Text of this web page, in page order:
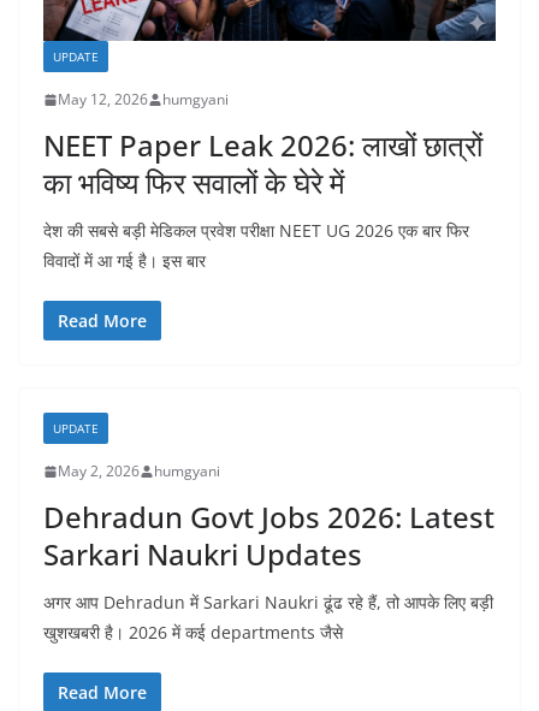
UPDATE
May 12, 2026 humgyani
NEET Paper Leak 2026: लाखों छात्रों
का भविष्य फिर सवालों के घेरे में
देश की सबसे बड़ी मेडिकल प्रवेश परीक्षा NEET UG 2026 एक बार फिर
विवादों में आ गई है। इस बार
Read More
UPDATE
May 2, 2026 humgyani
Dehradun Govt Jobs 2026: Latest
Sarkari Naukri Updates
अगर आप Dehradun में Sarkari Naukri ढूंढ रहे हैं, तो आपके लिए बड़ी
खुशखबरी है। 2026 में कई departments जैसे
Read More